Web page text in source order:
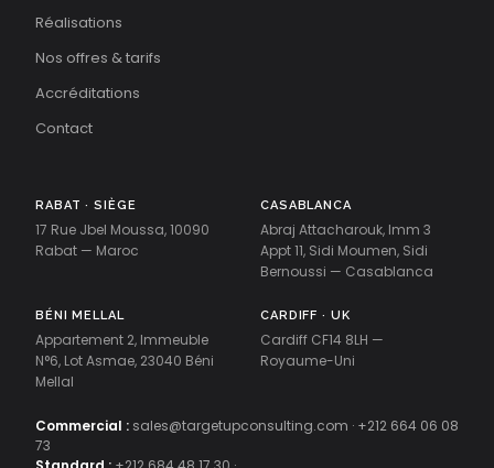
Réalisations
Nos offres & tarifs
Accréditations
Contact
RABAT · SIÈGE
17 Rue Jbel Moussa, 10090
Rabat — Maroc
CASABLANCA
Abraj Attacharouk, Imm 3
Appt 11, Sidi Moumen, Sidi
Bernoussi — Casablanca
BÉNI MELLAL
Appartement 2, Immeuble
N°6, Lot Asmae, 23040 Béni
Mellal
CARDIFF · UK
Cardiff CF14 8LH —
Royaume-Uni
Commercial : sales@targetupconsulting.com · +212 664 06 08
73